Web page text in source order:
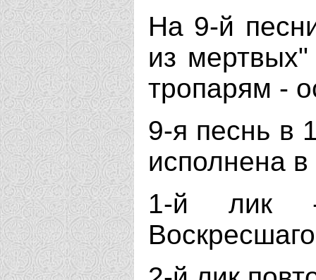
На 9-й
из
тропарям -
9-я песнь в
исполнена
1-й лик